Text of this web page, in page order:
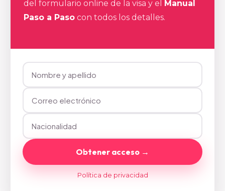
del formulario online de la visa y el
Manual
Paso a Paso con todos los detalles.
Obtener acceso →
Política de privacidad